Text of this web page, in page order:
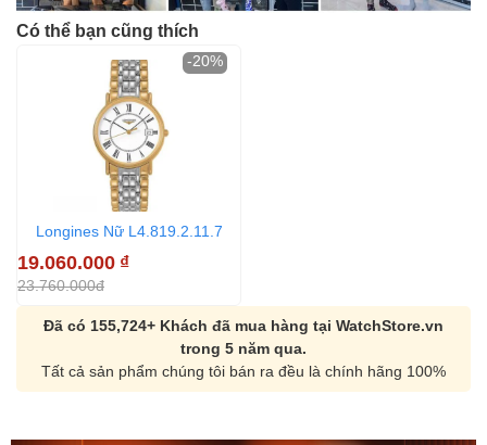
Có thể bạn cũng thích
Longines Nữ L4.819.2.11.7
19.060.000 ₫
23.760.000đ
-20%
Đã có 155,724+ Khách đã mua hàng tại WatchStore.vn
trong 5 năm qua.
Tất cả sản phẩm chúng tôi bán ra đều là chính hãng 100%
Orient Nam RA-
Casio Nam MTS-